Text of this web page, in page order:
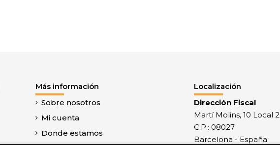
Más información
Sobre nosotros
Mi cuenta
Donde estamos
Localización
Dirección Fiscal
Martí Molins, 10 Local 2
C.P.: 08027
Barcelona - España